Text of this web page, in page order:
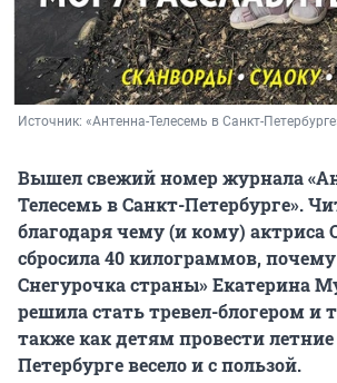
Источник: «Антенна-Телесемь в Санкт-
Вышел свежий номер журнала
Телесемь в Санкт-Петербурге».
благодаря чему (и кому) актриса
сбросила 40 килограммов,
Снегурочка страны» Екатерина
решила стать тревел-блогером и
также как детям провести
Петербурге весело и с пользой.